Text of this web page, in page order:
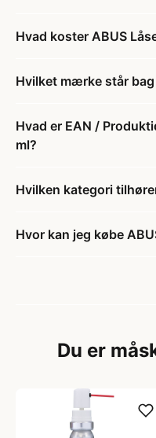
Hvad koster ABUS
Hvilket mærke står bag
Hvad er EAN /
ml?
Hvilken kategori
Hvor kan jeg købe
Du er